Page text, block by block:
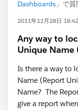
Dashboards 」で質
2011年11月28日 18:42
Any way to
Unique Name
Is there a way to
Name (Report
Name? The
give a report